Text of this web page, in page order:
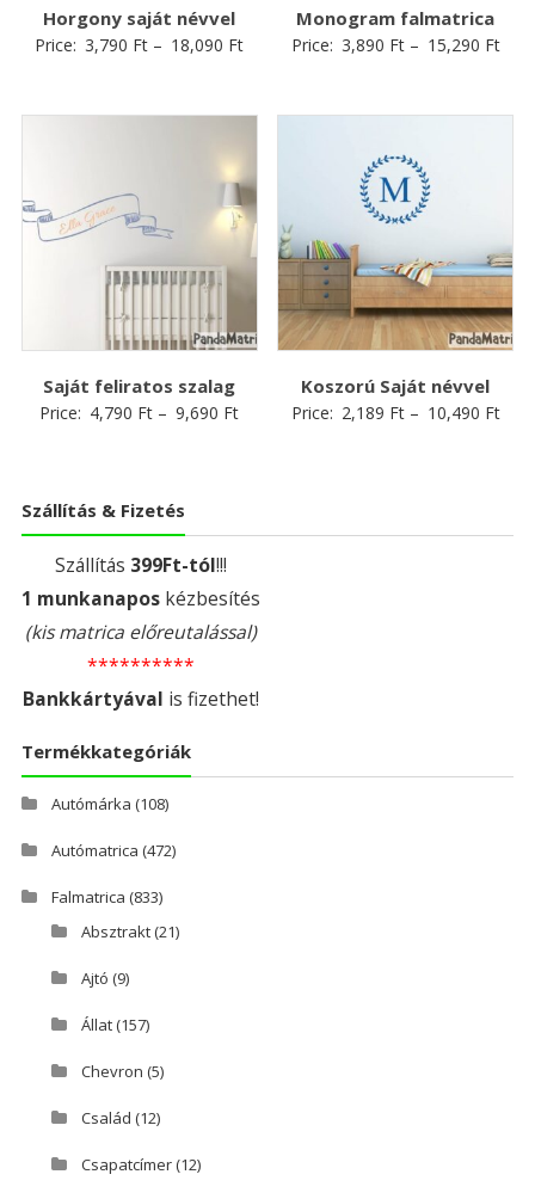
Horgony saját névvel
Price: 3,790 Ft – 18,090 Ft
Monogram falmatrica
Price: 3,890 Ft– 15,290 Ft
Saját feliratos szalag
Price: 4,790 Ft – 9,690 Ft
Koszorú Saját névvel
Price: 2,189 Ft– 10,490 Ft
Szállítás & Fizetés
Szállítás 399Ft-tól!!!
1 munkanaposkézbesítés
(kis matrica előreutalással)
**********
Bankkártyával is fizethet!
Termékkategóriák
Autómárka (108)
Autómatrica (472)
Falmatrica (833)
Absztrakt(21)
Ajtó (9)
Állat(157)
Chevron (5)
Család (12)
Csapatcímer(12)